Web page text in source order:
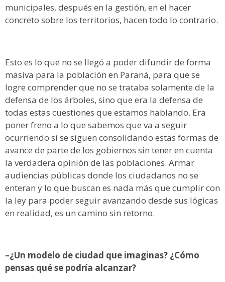
municipales, después en la gestión, en el hacer
concreto sobre los territorios, hacen todo lo contrario.
Esto es lo que no se llegó a poder difundir de forma
masiva para la población en Paraná, para que se
logre comprender que no se trataba solamente de la
defensa de los árboles, sino que era la defensa de
todas estas cuestiones que estamos hablando. Era
poner freno a lo que sabemos que va a seguir
ocurriendo si se siguen consolidando estas formas de
avance de parte de los gobiernos sin tener en cuenta
la verdadera opinión de las poblaciones. Armar
audiencias públicas donde los ciudadanos no se
enteran y lo que buscan es nada más que cumplir con
la ley para poder seguir avanzando desde sus lógicas
en realidad, es un camino sin retorno.
–¿Un modelo de ciudad que imaginas? ¿Cómo
pensas qué se podría alcanzar?